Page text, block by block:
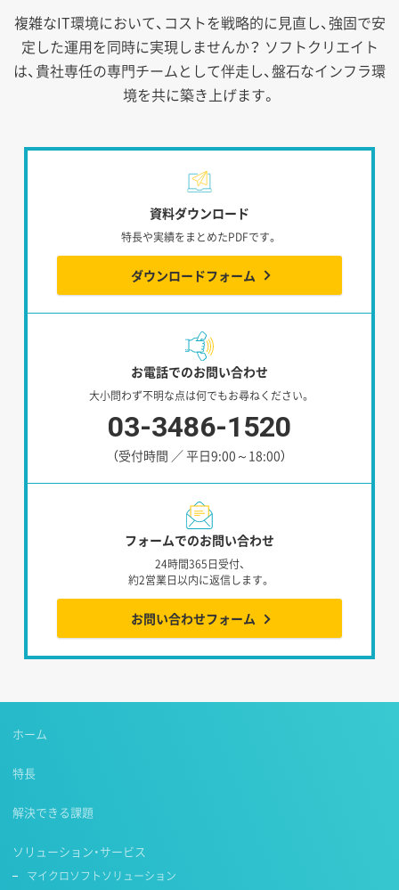
複雑なIT環境において、コストを戦略的に見直し、強固で安
定した運用を同時に実現しませんか？ ソフトクリエイト
は、貴社専任の専門チームとして伴走し、盤石なインフラ環
境を共に築き上げます。
資料ダウンロード
特長や実績をまとめたPDFです。
ダウンロードフォーム
お電話でのお問い合わせ
大小問わず不明な点は何でもお尋ねください。
03-3486-1520
（受付時間 ／ 平日9:00～18:00）
フォームでのお問い合わせ
24時間365日受付、
約2営業日以内に返信します。
お問い合わせフォーム
ホーム
特長
解決できる課題
ソリューション・サービス
マイクロソフトソリューション